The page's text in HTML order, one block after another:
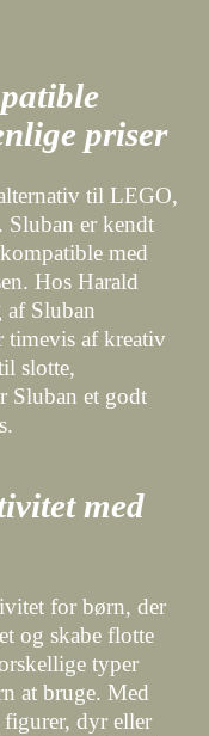
priser
til LEGO,
er kendt
med
Hos Harald
Sluban
af kreativ
slotte,
Sluban et godt
med
for børn, der
og skabe flotte
typer
at bruge. Med
figurer, dyr eller